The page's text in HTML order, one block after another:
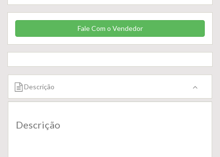
Fale Com o Vendedor
Descrição
Descrição